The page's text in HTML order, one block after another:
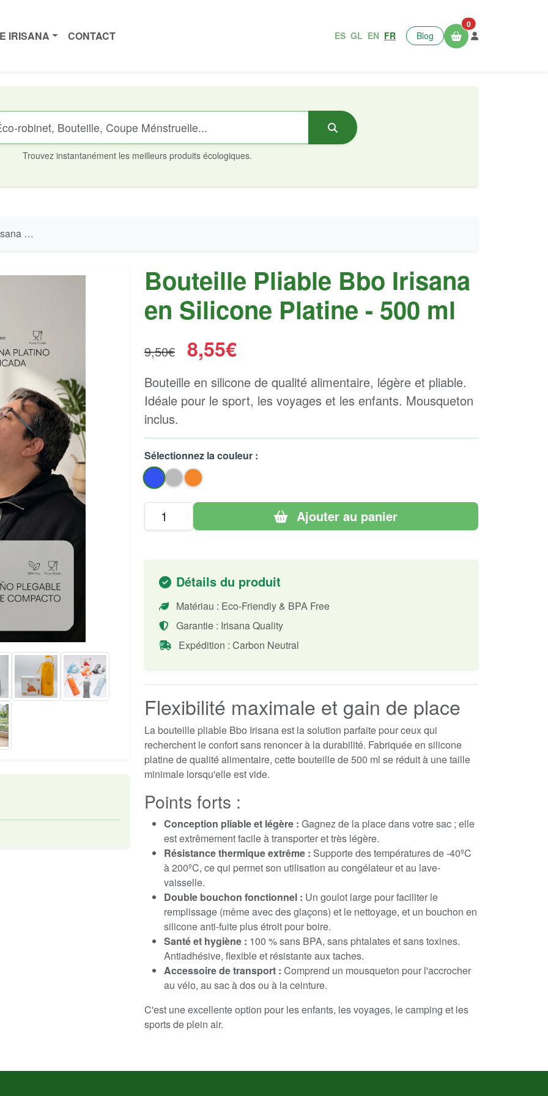
IRISANA CONTACT ES GL EN FR Blog
0
Trouvez instantanément les meilleurs produits écologiques.
- 500 ml
Bouteille Pliable Bbo Irisana
en Silicone Platine - 500 ml
9,50€ 8,55€
Bouteille en silicone de qualité alimentaire, légère et pliable.
Idéale pour le sport, les voyages et les enfants. Mousqueton
inclus.
Sélectionnez la couleur :
Ajouter au panier
Détails du produit
Matériau : Eco-Friendly & BPA Free
Garantie : Irisana Quality
Expédition : Carbon Neutral
Flexibilité maximale et gain de place
La bouteille pliable Bbo Irisana est la solution parfaite pour ceux qui
recherchent le confort sans renoncer à la durabilité. Fabriquée en silicone
platine de qualité alimentaire, cette bouteille de 500 ml se réduit à une taille
minimale lorsqu'elle est vide.
Points forts :
Conception pliable et légère : Gagnez de la place dans votre sac ; elle
est extrêmement facile à transporter et très légère.
Résistance thermique extrême : Supporte des températures de -40ºC
à 200ºC, ce qui permet son utilisation au congélateur et au lave-
vaisselle.
Double bouchon fonctionnel : Un goulot large pour faciliter le
remplissage (même avec des glaçons) et le nettoyage, et un bouchon en
silicone anti-fuite plus étroit pour boire.
Santé et hygiène : 100 % sans BPA, sans phtalates et sans toxines.
Antiadhésive, flexible et résistante aux taches.
Accessoire de transport : Comprend un mousqueton pour l'accrocher
au vélo, au sac à dos ou à la ceinture.
C'est une excellente option pour les enfants, les voyages, le camping et les
sports de plein air.